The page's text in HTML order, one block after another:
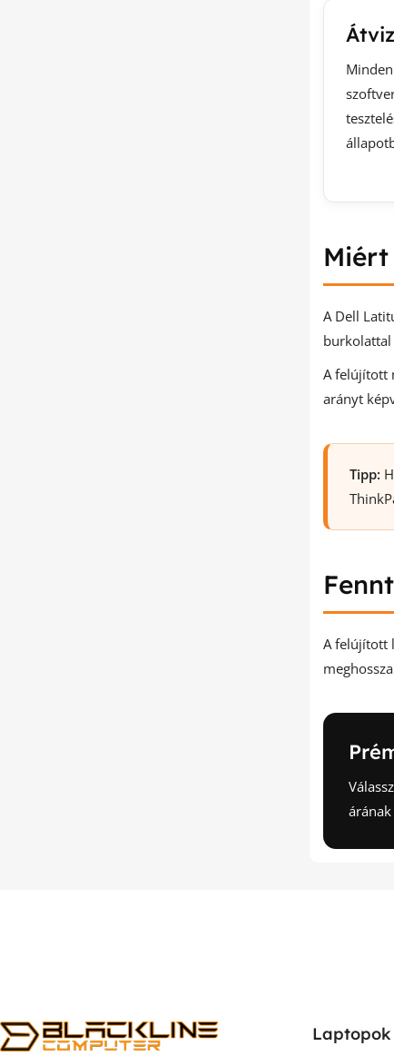
A Dell
burkolattal
A felújított
arányt
Tipp:
A felújított
Laptopok